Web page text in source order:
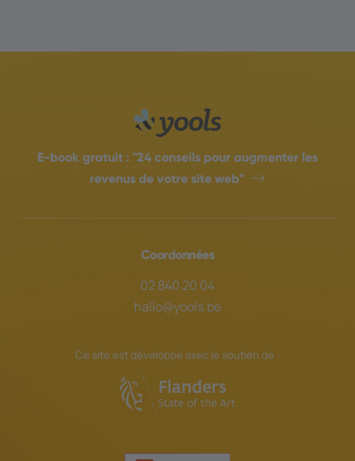
E-book gratuit : "24 conseils pour augmenter les
revenus de votre site web"
Coordonnées
02 840 20 04
hallo@yools.be
Ce site est développé avec le soutien de :